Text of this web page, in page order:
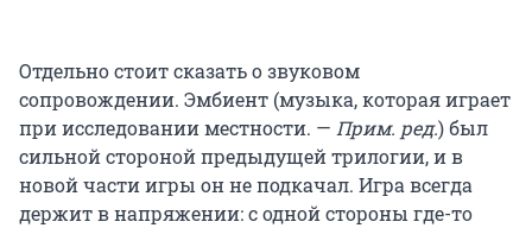
сражался с бандитами, которые выдавали
какие-то веселые фразы (типа «Кандёхаем
веселее», «А-а-а, маслину поймал» или «Выноси
бычье»). В общем, часами весело и
непринужденно (когда не нужно было лезть в
подземелья) проводил время.
Отдельно стоит сказать о звуковом
сопровождении. Эмбиент (музыка, которая играет
при исследовании местности. — Прим. ред.) был
сильной стороной предыдущей трилогии, и в
новой части игры он не подкачал. Игра всегда
держит в напряжении: с одной стороны где-то